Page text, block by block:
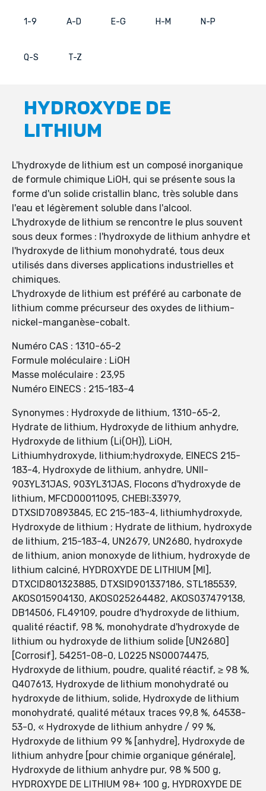
1-9 A-D E-G H-M N-P
Q-S T-Z
HYDROXYDE DE
LITHIUM
L'hydroxyde de lithium est un composé inorganique
de formule chimique LiOH, qui se présente sous la
forme d'un solide cristallin blanc, très soluble dans
l'eau et légèrement soluble dans l'alcool.
L'hydroxyde de lithium se rencontre le plus souvent
sous deux formes : l'hydroxyde de lithium anhydre et
l'hydroxyde de lithium monohydraté, tous deux
utilisés dans diverses applications industrielles et
chimiques.
L'hydroxyde de lithium est préféré au carbonate de
lithium comme précurseur des oxydes de lithium-
nickel-manganèse-cobalt.
Numéro CAS : 1310-65-2
Formule moléculaire : LiOH
Masse moléculaire : 23,95
Numéro EINECS : 215-183-4
Synonymes : Hydroxyde de lithium, 1310-65-2,
Hydrate de lithium, Hydroxyde de lithium anhydre,
Hydroxyde de lithium (Li(OH)), LiOH,
Lithiumhydroxyde, lithium;hydroxyde, EINECS 215-
183-4, Hydroxyde de lithium, anhydre, UNII-
903YL31JAS, 903YL31JAS, Flocons d'hydroxyde de
lithium, MFCD00011095, CHEBI:33979,
DTXSID70893845, EC 215-183-4, lithiumhydroxyde,
Hydroxyde de lithium ; Hydrate de lithium, hydroxyde
de lithium, 215-183-4, UN2679, UN2680, hydroxyde
de lithium, anion monoxyde de lithium, hydroxyde de
lithium calciné, HYDROXYDE DE LITHIUM [MI],
DTXCID801323885, DTXSID901337186, STL185539,
AKOS015904130, AKOS025264482, AKOS037479138,
DB14506, FL49109, poudre d'hydroxyde de lithium,
qualité réactif, 98 %, monohydrate d'hydroxyde de
lithium ou hydroxyde de lithium solide [UN2680]
[Corrosif], 54251-08-0, L0225 NS00074475,
Hydroxyde de lithium, poudre, qualité réactif, ≥ 98 %,
Q407613, Hydroxyde de lithium monohydraté ou
hydroxyde de lithium, solide, Hydroxyde de lithium
monohydraté, qualité métaux traces 99,8 %, 64538-
53-0, « Hydroxyde de lithium anhydre / 99 %,
Hydroxyde de lithium 99 % [anhydre], Hydroxyde de
lithium anhydre [pour chimie organique générale],
Hydroxyde de lithium anhydre pur, 98 % 500 g,
HYDROXYDE DE LITHIUM 98+ 100 g, HYDROXYDE DE